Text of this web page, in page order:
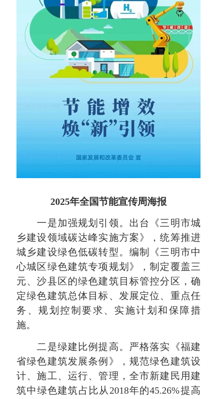
2025年全国节能宣传周海报
一是加强规划引领。出台《三明市城
乡建设领域碳达峰实施方案》，统筹推进
城乡建设绿色低碳转型。编制《三明市中
心城区绿色建筑专项规划》，制定覆盖三
元、沙县区的绿色建筑目标管控分区，确
定绿色建筑总体目标、发展定位、重点任
务、规划控制要求、实施计划和保障措
施。
二是绿建比例提高。严格落实《福建
省绿色建筑发展条例》，规范绿色建筑设
计、施工、运行、管理，全市新建民用建
筑中绿色建筑占比从2018年的45.26%提高